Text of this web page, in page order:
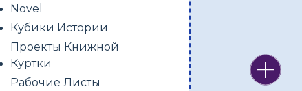
Novel
Кубики Истории
Проекты Книжной
Куртки
Рабочие Листы